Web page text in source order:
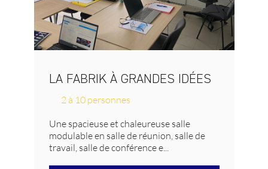
LA FABRIK À GRANDES IDÉES
2 à 10 personnes
Une spacieuse et chaleureuse salle
modulable en salle de réunion, salle de
travail, salle de conférence e...